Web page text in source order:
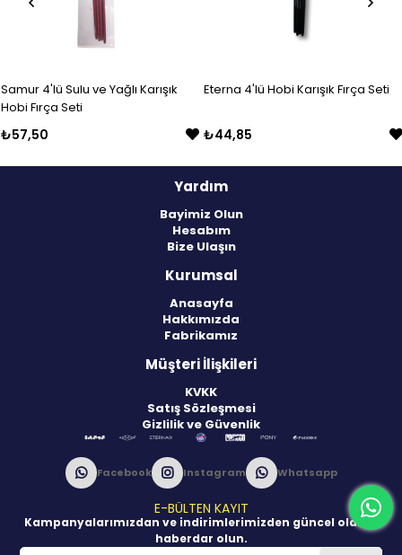
Samur 4'lü Sulu ve Yağlı Karışık
Hobi Fırça Seti
₺57,50
Eterna 4'lü Hobi Karışık Fırça Seti
₺44,85
Yardım
Bayimiz Olun
Hesabım
Bize Ulaşın
Kurumsal
Anasayfa
Hakkımızda
Fabrikamız
Müşteri İlişkileri
KVKK
Satış Sözleşmesi
Gizlilik ve Güvenlik
Facebook Instagram Whatsapp
E-BÜLTEN KAYIT
Kampanyalarımızdan ve indirimlerimizden güncel olarak
haberdar olun.